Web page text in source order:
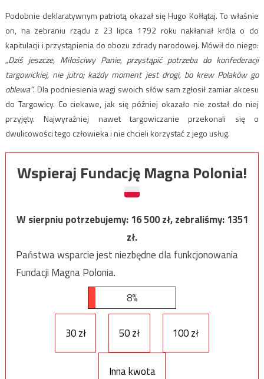
Podobnie deklaratywnym patriotą okazał się Hugo Kołłątaj. To właśnie
on, na zebraniu rządu z 23 lipca 1792 roku nakłaniał króla o do
kapitulacji i przystąpienia do obozu zdrady narodowej. Mówił do niego:
„Dziś jeszcze, Miłościwy Panie, przystąpić potrzeba do konfederacji
targowickiej, nie jutro; każdy moment jest drogi, bo krew Polaków go
oblewa”. Dla podniesienia wagi swoich słów sam zgłosił zamiar akcesu
do Targowicy. Co ciekawe, jak się później okazało nie został do niej
przyjęty. Najwyraźniej nawet targowiczanie przekonali się o
dwulicowości tego człowieka i nie chcieli korzystać z jego usług.
Wspieraj Fundację Magna Polonia!
W sierpniu potrzebujemy:16 500zł, zebraliśmy:1351
zł.
Państwa wsparcie jest niezbędne dla funkcjonowania
Fundacji Magna Polonia.
8%
30 zł 50 zł 100 zł
Inna kwota